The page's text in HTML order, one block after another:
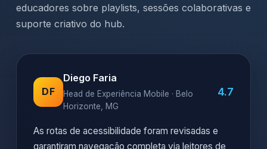
educadores sobre playlists, sessões colaborativas e
suporte criativo do hub.
DF
Diego Faria
Head de Experiência Mobile · Belo
Horizonte, MG
4.7
As rotas de acessibilidade foram revisadas e
garantiram navegação completa via leitores de